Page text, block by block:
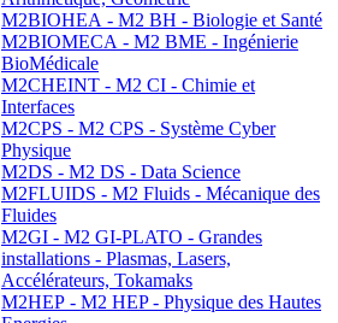
M2BIOHEA - M2 BH - Biologie et Santé
M2BIOMECA - M2 BME - Ingénierie
BioMédicale
M2CHEINT - M2 CI - Chimie et
Interfaces
M2CPS - M2 CPS - Système Cyber
Physique
M2DS - M2 DS - Data Science
M2FLUIDS - M2 Fluids - Mécanique des
Fluides
M2GI - M2 GI-PLATO - Grandes
installations - Plasmas, Lasers,
Accélérateurs, Tokamaks
M2HEP - M2 HEP - Physique des Hautes